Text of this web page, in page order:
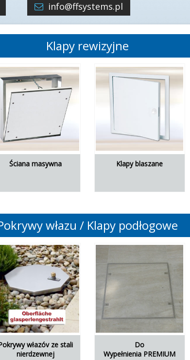
info@ffsystems.pl
Klapy rewizyjne
Ściana masywna Klapy blaszane
włazu / Klapy podłogowe
włazóv ze stali
nierdzewnej
Do
Wypełnienia PREMIUM